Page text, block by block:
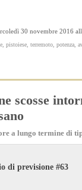
30 novembre 2016
pistoiese, terremoto, potenza,
scosse
a lungo termine di
di previsione #63